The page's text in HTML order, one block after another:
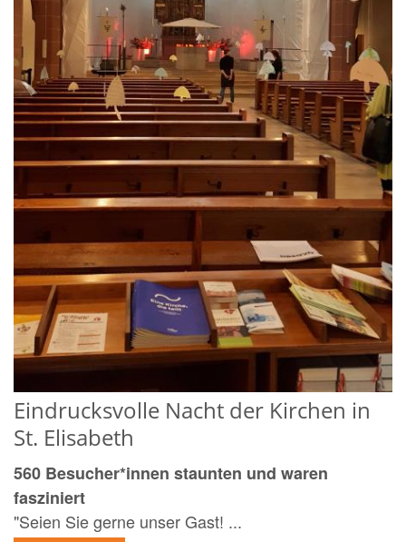
Eindrucksvolle Nacht der Kirchen in
St. Elisabeth
560 Besucher*innen staunten und waren
fasziniert
"Seien Sie gerne unser Gast! ...